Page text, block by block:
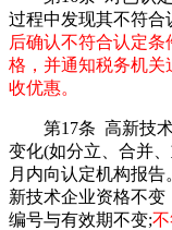
过程中发现其不符合
后确认不符合认定
格，并通知税务机关
收优惠。
第17条 高新技术
变化(如分立、合并
月内向认定机构报
新技术企业资格不变
编号与有效期不变;